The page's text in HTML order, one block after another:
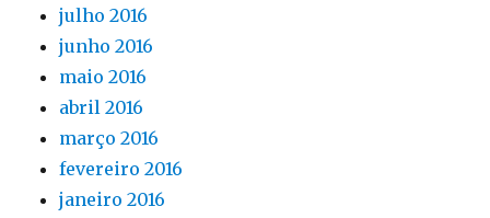
julho 2016
junho 2016
maio 2016
abril 2016
março 2016
fevereiro 2016
janeiro 2016